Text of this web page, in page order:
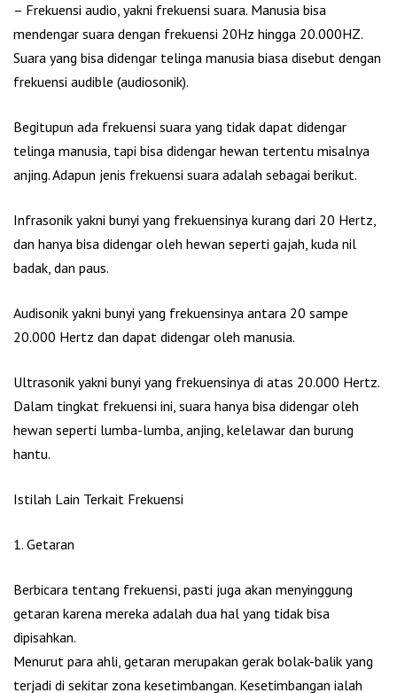
– Frekuensi audio, yakni frekuensi suara. Manusia bisa
mendengar suara dengan frekuensi 20Hz hingga 20.000HZ.
Suara yang bisa didengar telinga manusia biasa disebut dengan
frekuensi audible (audiosonik).
Begitupun ada frekuensi suara yang tidak dapat didengar
telinga manusia, tapi bisa didengar hewan tertentu misalnya
anjing. Adapun jenis frekuensi suara adalah sebagai berikut.
Infrasonik yakni bunyi yang frekuensinya kurang dari 20 Hertz,
dan hanya bisa didengar oleh hewan seperti gajah, kuda nil
badak, dan paus.
Audisonik yakni bunyi yang frekuensinya antara 20 sampe
20.000 Hertz dan dapat didengar oleh manusia.
Ultrasonik yakni bunyi yang frekuensinya di atas 20.000 Hertz.
Dalam tingkat frekuensi ini, suara hanya bisa didengar oleh
hewan seperti lumba-lumba, anjing, kelelawar dan burung
hantu.
Istilah Lain Terkait Frekuensi
1. Getaran
Berbicara tentang frekuensi, pasti juga akan menyinggung
getaran karena mereka adalah dua hal yang tidak bisa
dipisahkan.
Menurut para ahli, getaran merupakan gerak bolak-balik yang
terjadi di sekitar zona kesetimbangan. Kesetimbangan ialah